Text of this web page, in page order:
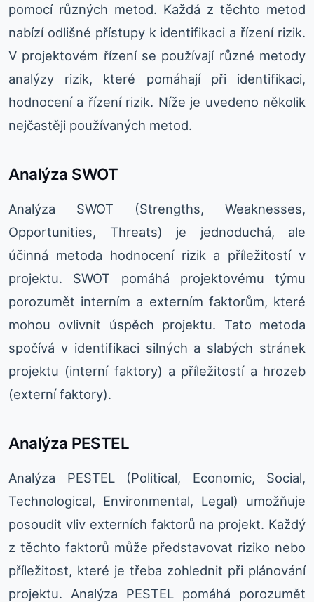
pomocí různých metod. Každá z těchto metod
nabízí odlišné přístupy k identifikaci a řízení rizik.
V projektovém řízení se používají různé metody
analýzy rizik, které pomáhají při identifikaci,
hodnocení a řízení rizik. Níže je uvedeno několik
nejčastěji používaných metod.
Analýza SWOT
Analýza SWOT (Strengths, Weaknesses,
Opportunities, Threats) je jednoduchá, ale
účinná metoda hodnocení rizik a příležitostí v
projektu. SWOT pomáhá projektovému týmu
porozumět interním a externím faktorům, které
mohou ovlivnit úspěch projektu. Tato metoda
spočívá v identifikaci silných a slabých stránek
projektu (interní faktory) a příležitostí a hrozeb
(externí faktory).
Analýza PESTEL
Analýza PESTEL (Political, Economic, Social,
Technological, Environmental, Legal) umožňuje
posoudit vliv externích faktorů na projekt. Každý
z těchto faktorů může představovat riziko nebo
příležitost, které je třeba zohlednit při plánování
projektu. Analýza PESTEL pomáhá porozumět